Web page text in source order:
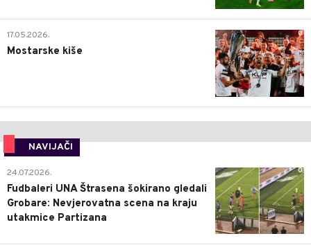
0
17.05.2026.
Mostarske kiše
NAVIJAČI
0
24.07.2026.
Fudbaleri UNA Štrasena šokirano gledali
Grobare: Nevjerovatna scena na kraju
utakmice Partizana